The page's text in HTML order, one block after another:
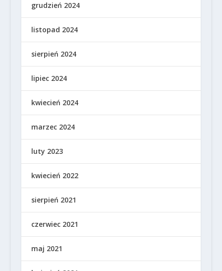
grudzień 2024
listopad 2024
sierpień 2024
lipiec 2024
kwiecień 2024
marzec 2024
luty 2023
kwiecień 2022
sierpień 2021
czerwiec 2021
maj 2021